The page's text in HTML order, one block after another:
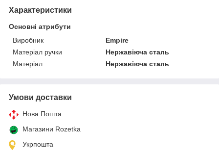
Характеристики
Основні атрибути
Виробник
Empire
Матеріал ручки
Нержавіюча сталь
Матеріал
Нержавіюча сталь
Умови доставки
Нова Пошта
Магазини Rozetka
Укрпошта